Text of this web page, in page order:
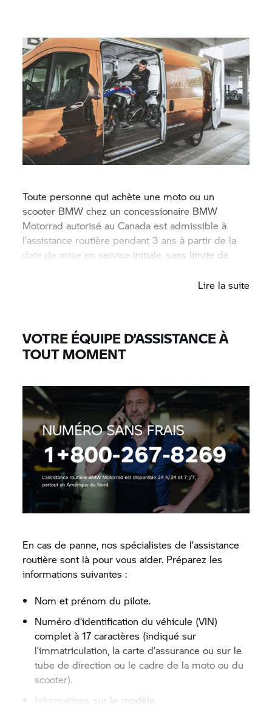
Toute personne qui achète une moto ou un
scooter BMW chez un concessionaire BMW
Motorrad autorisé au Canada est admissible à
l’assistance routière pendant 3 ans à partir de la
date de mise en service initiale, sans limite de
Lire la suite
VOTRE ÉQUIPE D’ASSISTANCE À
TOUT MOMENT
En cas de panne, nos spécialistes de l’assistance
routière sont là pour vous aider. Préparez les
informations suivantes :
Nom et prénom du pilote.
Numéro d’identification du véhicule (VIN)
complet à 17 caractères (indiqué sur
l’immatriculation, la carte d’assurance ou sur le
tube de direction ou le cadre de la moto ou du
scooter).
Informations sur le modèle.